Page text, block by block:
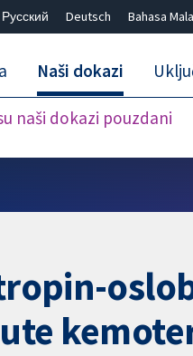
Русский Deutsch Bahasa
Naši dokazi
naši dokazi pouzdani